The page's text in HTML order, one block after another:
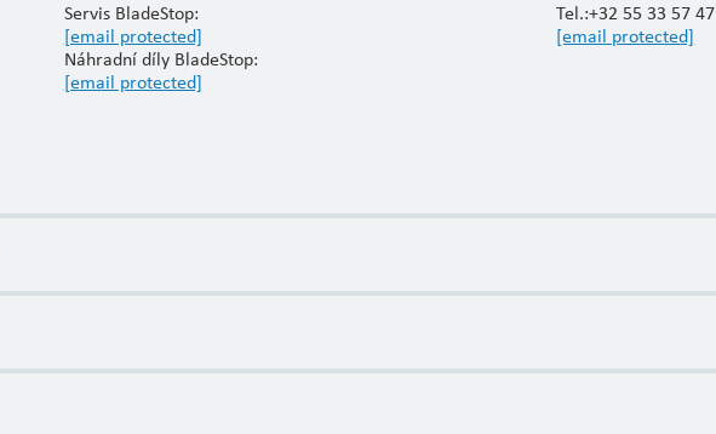
Servis BladeStop:
[email protected]
Náhradní díly BladeStop:
[email protected]
Tel.:+32 55 33 57 47
[email protected]
Nový Zéland
Email:[email protected]